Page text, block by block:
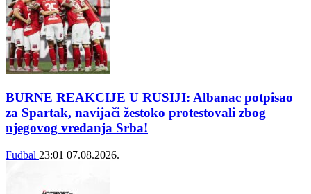
BURNE REAKCIJE U RUSIJI: Albanac potpisao
za Spartak, navijači žestoko protestovali zbog
njegovog vređanja Srba!
Fudbal 23:01 07.08.2026.